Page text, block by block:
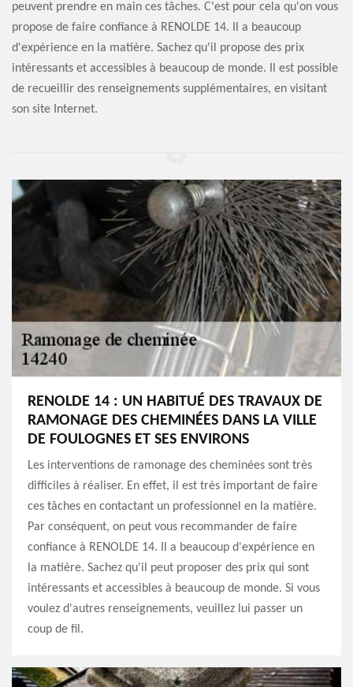
peuvent prendre en main ces tâches. C'est pour cela qu'on vous
propose de faire confiance à RENOLDE 14. Il a beaucoup
d'expérience en la matière. Sachez qu'il propose des prix
intéressants et accessibles à beaucoup de monde. Il est possible
de recueillir des renseignements supplémentaires, en visitant
son site Internet.
RENOLDE 14 : UN HABITUÉ DES TRAVAUX DE
RAMONAGE DES CHEMINÉES DANS LA VILLE
DE FOULOGNES ET SES ENVIRONS
Les interventions de ramonage des cheminées sont très
difficiles à réaliser. En effet, il est très important de faire
ces tâches en contactant un professionnel en la matière.
Par conséquent, on peut vous recommander de faire
confiance à RENOLDE 14. Il a beaucoup d'expérience en
la matière. Sachez qu'il peut proposer des prix qui sont
intéressants et accessibles à beaucoup de monde. Si vous
voulez d'autres renseignements, veuillez lui passer un
coup de fil.